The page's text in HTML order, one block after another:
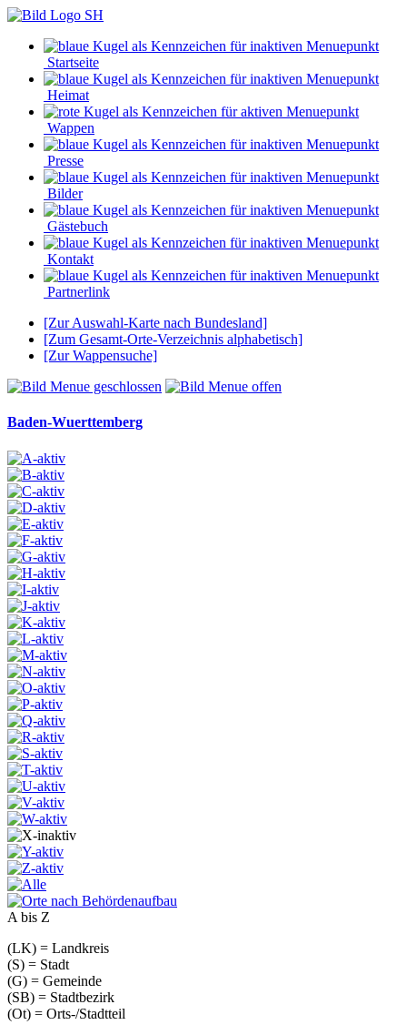
Startseite
Heimat
Wappen
Presse
Bilder
Gästebuch
Kontakt
Partnerlink
[Zur Auswahl-Karte nach Bundesland]
[Zum Gesamt-Orte-Verzeichnis alphabetisch]
[Zur Wappensuche]
Baden-Wuerttemberg
A bis Z
(LK) = Landkreis
(S) = Stadt
(G) = Gemeinde
(SB) = Stadtbezirk
(Ot) = Orts-/Stadtteil